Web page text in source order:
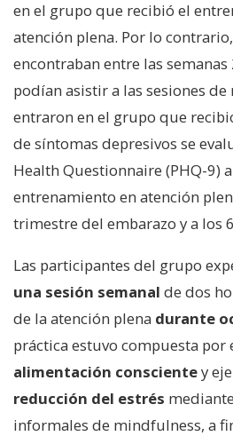
en el grupo que recibió el
atención plena. Por lo
encontraban entre las semanas
podían asistir a las sesiones
entraron en el grupo que
de síntomas depresivos se
Health Questionnaire (PHQ-9)
entrenamiento en atención
trimestre del embarazo y a los
Las participantes del grupo
una sesión semanal de dos
de la atención plena durante
práctica estuvo compuesta por
alimentación conscientey
reducción del estrés
informales de mindfulness, a